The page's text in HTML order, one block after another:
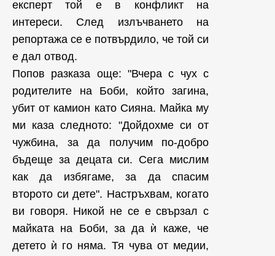
експерт той е в конфликт на
интереси. След излъчването на
репортажа се е потвърдило, че той си
е дал отвод.
Попов разказа още: "Вчера с чух с
родителите на Боби, който загина,
убит от камион като Сияна. Майка му
ми каза следното: "Дойдохме си от
чужбина, за да получим по-добро
бъдеще за децата си. Сега мислим
как да избягаме, за да спасим
второто си дете". Настръхвам, когато
ви говоря. Никой не се е свързал с
майката на Боби, за да ѝ каже, че
детето ѝ го няма. Тя чува от медии,